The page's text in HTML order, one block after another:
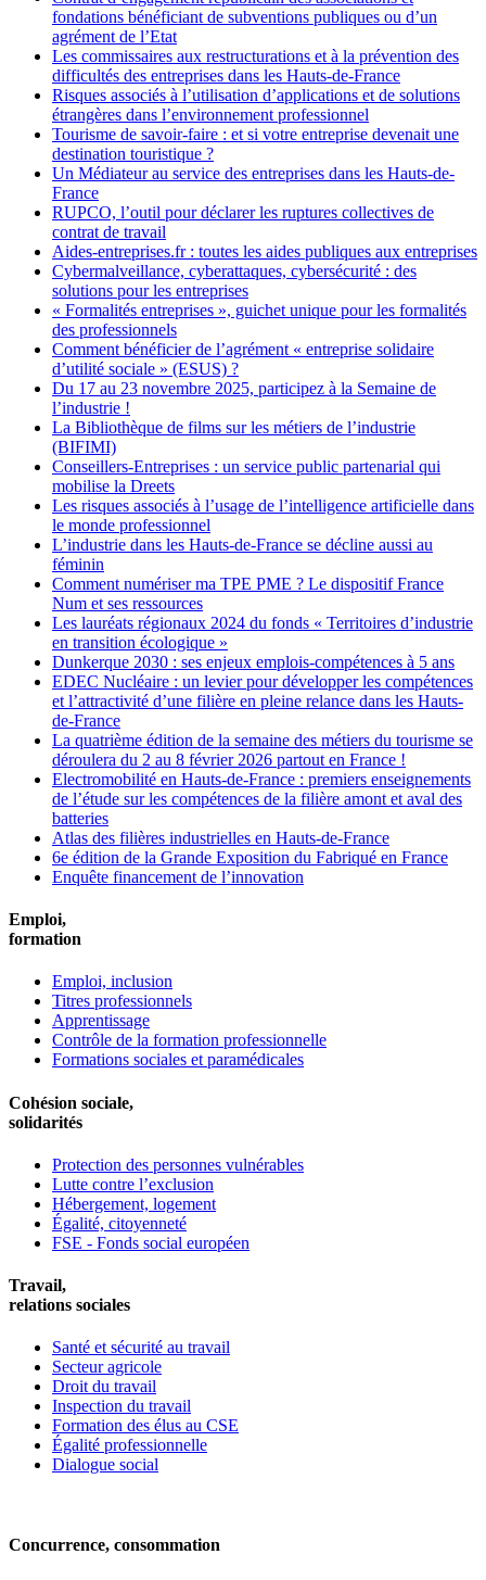
fondations bénéficiant de subventions publiques ou d’un
agrément de l’Etat
Les commissaires aux restructurations et à la prévention des
difficultés des entreprises dans les Hauts-de-France
Risques associés à l’utilisation d’applications et de solutions
étrangères dans l’environnement professionnel
Tourisme de savoir-faire : et si votre entreprise devenait une
destination touristique ?
Un Médiateur au service des entreprises dans les Hauts-de-
France
RUPCO, l’outil pour déclarer les ruptures collectives de
contrat de travail
Aides-entreprises.fr : toutes les aides publiques aux entreprises
Cybermalveillance, cyberattaques, cybersécurité : des
solutions pour les entreprises
« Formalités entreprises », guichet unique pour les formalités
des professionnels
Comment bénéficier de l’agrément « entreprise solidaire
d’utilité sociale » (ESUS) ?
Du 17 au 23 novembre 2025, participez à la Semaine de
l’industrie !
La Bibliothèque de films sur les métiers de l’industrie
(BIFIMI)
Conseillers-Entreprises : un service public partenarial qui
mobilise la Dreets
Les risques associés à l’usage de l’intelligence artificielle dans
le monde professionnel
L’industrie dans les Hauts-de-France se décline aussi au
féminin
Comment numériser ma TPE PME ? Le dispositif France
Num et ses ressources
Les lauréats régionaux 2024 du fonds « Territoires d’industrie
en transition écologique »
Dunkerque 2030 : ses enjeux emplois-compétences à 5 ans
EDEC Nucléaire : un levier pour développer les compétences
et l’attractivité d’une filière en pleine relance dans les Hauts-
de-France
La quatrième édition de la semaine des métiers du tourisme se
déroulera du 2 au 8 février 2026 partout en France !
Electromobilité en Hauts-de-France : premiers enseignements
de l’étude sur les compétences de la filière amont et aval des
batteries
Atlas des filières industrielles en Hauts-de-France
6e édition de la Grande Exposition du Fabriqué en France
Enquête financement de l’innovation
Emploi,
formation
Emploi, inclusion
Titres professionnels
Apprentissage
Contrôle de la formation professionnelle
Formations sociales et paramédicales
Cohésion sociale,
solidarités
Protection des personnes vulnérables
Lutte contre l’exclusion
Hébergement, logement
Égalité, citoyenneté
FSE - Fonds social européen
Travail,
relations sociales
Santé et sécurité au travail
Secteur agricole
Droit du travail
Inspection du travail
Formation des élus au CSE
Égalité professionnelle
Dialogue social
Concurrence, consommation